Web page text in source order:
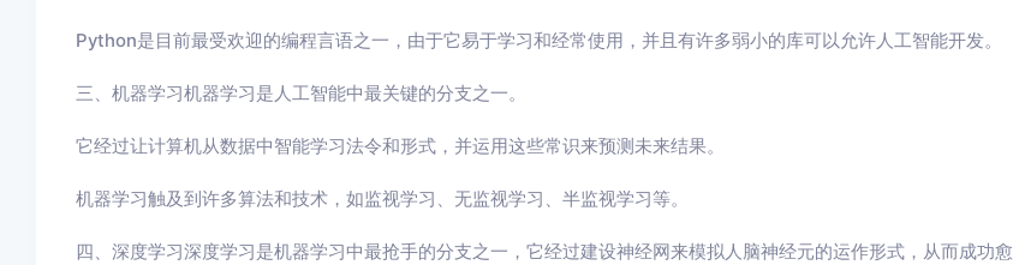
Python是目前最受欢迎的编程言语之一，由于它易于学习和经常使用，并且有许多弱小的库可以允许人工智能开发。
三、机器学习机器学习是人工智能中最关键的分支之一。
它经过让计算机从数据中智能学习法令和形式，并运用这些常识来预测未来结果。
机器学习触及到许多算法和技术，如监视学习、无监视学习、半监视学习等。
四、深度学习深度学习是机器学习中最抢手的分支之一，它经过建设神经网来模拟人脑神经元的运作形式，从而成功愈